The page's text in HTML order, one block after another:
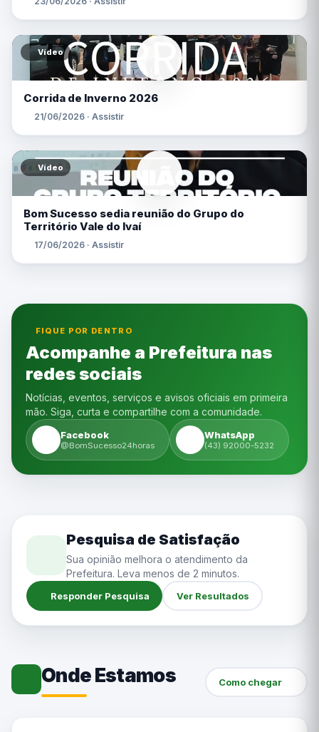
Vídeo
Corrida de Inverno 2026
21/06/2026 · Assistir
Vídeo
Bom Sucesso sedia reunião do Grupo do
Território Vale do Ivaí
17/06/2026 · Assistir
FIQUE POR DENTRO
Acompanhe a Prefeitura nas
redes sociais
Notícias, eventos, serviços e avisos oficiais em primeira
mão. Siga, curta e compartilhe com a comunidade.
Facebook
@BomSucesso24horas
WhatsApp
(43) 92000-5232
Pesquisa de Satisfação
Sua opinião melhora o atendimento da
Prefeitura. Leva menos de 2 minutos.
Responder Pesquisa Ver Resultados
Onde Estamos Como chegar